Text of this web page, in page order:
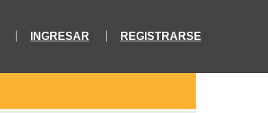
INGRESAR REGISTRARSE